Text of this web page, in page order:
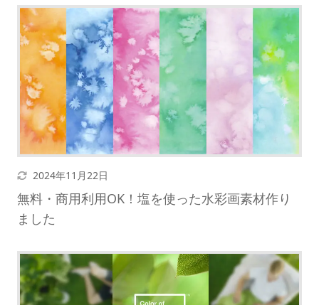
更新日
2024年11月22日
無料・商用利用OK！塩を使った水彩画素材作り
ました